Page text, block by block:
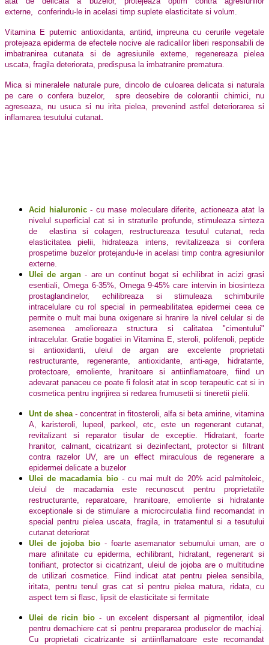
externe, conferindu-le in acelasi timp suplete elasticitate si volum.
Vitamina E puternic antioxidanta, antirid, impreuna cu cerurile vegetale
protejeaza epiderma de efectele nocive ale radicalilor liberi responsabili de
imbatranirea cutanata si de agresiunile externe, regenereaza pielea
uscata, fragila deteriorata, predispusa la imbatranire prematura.
Mica si mineralele naturale pure, dincolo de culoarea delicata si naturala
pe care o confera buzelor, spre deosebire de colorantii chimici, nu
agreseaza, nu usuca si nu irita pielea, prevenind astfel deteriorarea si
inflamarea tesutului cutanat.
Acid hialuronic- cu mase moleculare diferite, actioneaza atat la
nivelul superficial cat si in straturile profunde, stimuleaza sinteza
de elastina si colagen, restructureaza tesutul cutanat, reda
elasticitatea pielii, hidrateaza intens, revitalizeaza si confera
prospetime buzelor protejandu-le in acelasi timp contra agresiunilor
externe.
Ulei de argan- are un continut bogat si echilibrat in acizi grasi
esentiali, Omega 6-35%, Omega 9-45% care intervin in biosinteza
prostaglandinelor, echilibreaza si stimuleaza schimburile
intracelulare cu rol special in permeabilitatea epidermei ceea ce
permite o mult mai buna oxigenare si hranire la nivel celular si de
asemenea amelioreaza structura si calitatea "cimentului"
intracelular. Gratie bogatiei in Vitamina E, steroli, polifenoli, peptide
si antioxidanti, uleiul de argan are excelente proprietati
restructurante, regenerante, antioxidante, anti-age, hidratante,
protectoare, emoliente, hranitoare si antiinflamatoare, fiind un
adevarat panaceu ce poate fi folosit atat in scop terapeutic cat si in
cosmetica pentru ingrijirea si redarea frumusetii si tineretii pielii.
Unt de shea- concentrat in fitosteroli, alfa si beta amirine, vitamina
A, karisteroli, lupeol, parkeol, etc, este un regenerant cutanat,
revitalizant si reparator tisular de exceptie. Hidratant, foarte
hranitor, calmant, cicatrizant si dezinfectant, protector si filtrant
contra razelor UV, are un effect miraculous de regenerare a
epidermei delicate a buzelor
Ulei de macadamia bio- cu mai mult de 20% acid palmitoleic,
uleiul de macadamia este recunoscut pentru proprietatile
restructurante, reparatoare, hranitoare, emoliente si hidratante
exceptionale si de stimulare a microcirculatia fiind recomandat in
special pentru pielea uscata, fragila, in tratamentul si a tesutului
cutanat deteriorat
Ulei de jojoba bio - foarte asemanator sebumului uman, are o
mare afinitate cu epiderma, echilibrant, hidratant, regenerant si
tonifiant, protector si cicatrizant, uleiul de jojoba are o multitudine
de utilizari cosmetice. Fiind indicat atat pentru pielea sensibila,
iritata, pentru tenul gras cat si pentru pielea matura, ridata, cu
aspect tern si flasc, lipsit de elasticitate si fermitate
Ulei de ricin bio - un excelent dispersant al pigmentilor, ideal
pentru demachiere cat si pentru prepararea produselor de machiaj.
Cu proprietati cicatrizante si antiinflamatoare este recomandat